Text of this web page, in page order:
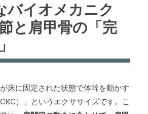
バイオメカニク
と肩甲骨の「完
床に固定された状態で体幹を動かす
）」というエクササイズです。こ